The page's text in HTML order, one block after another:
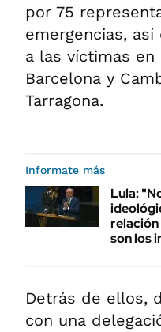
por 75
emergencias,
a las víctimas en
Barcelona y
Tarragona.
Informate más
Lula:
son los
Detrás de ellos,
con una